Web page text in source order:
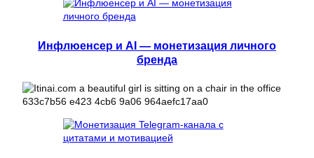
Инфлюенсер и AI — монетизация личного
бренда